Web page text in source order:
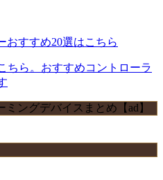
おすすめ20選はこちら
ちら。おすすめコントローラ
ングデバイスまとめ【ad】